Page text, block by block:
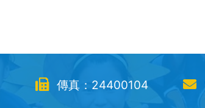
傳真：24400104